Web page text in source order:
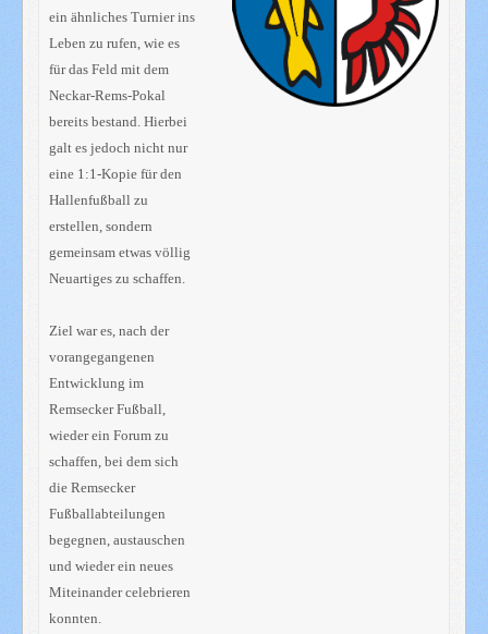
ein ähnliches Turnier ins
Leben zu rufen, wie es
für das Feld mit dem
Neckar-Rems-Pokal
bereits bestand. Hierbei
galt es jedoch nicht nur
eine 1:1-Kopie für den
Hallenfußball zu
erstellen, sondern
gemeinsam etwas völlig
Neuartiges zu schaffen.
Ziel war es, nach der
vorangegangenen
Entwicklung im
Remsecker Fußball,
wieder ein Forum zu
schaffen, bei dem sich
die Remsecker
Fußballabteilungen
begegnen, austauschen
und wieder ein neues
Miteinander celebrieren
konnten.